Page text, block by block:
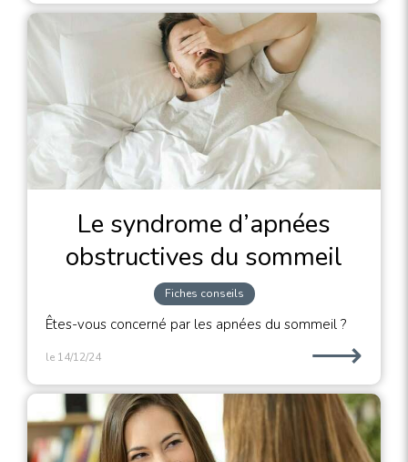
Le syndrome d’apnées
obstructives du sommeil
Fiches conseils
Êtes-vous concerné par les apnées du sommeil ?
le 14/12/24 ⟶